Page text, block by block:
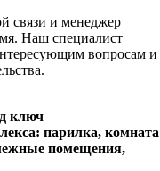
связи и менеджер
Наш специалист
вопросам и
ключ
парилка, комната
помещения,